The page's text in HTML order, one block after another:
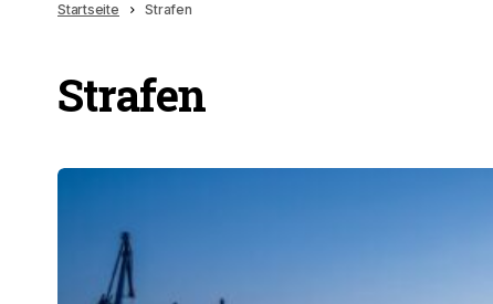
Startseite Strafen
Strafen